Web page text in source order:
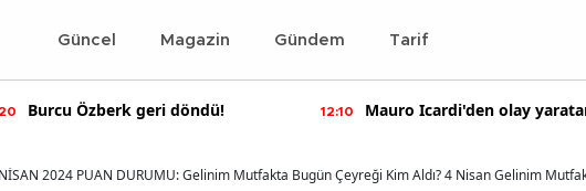
Güncel Magazin Gündem Tarif
Mauro Icardi'den olay yaratan
11:55
Bennu Gerede hakkında
2024 PUAN DURUMU: Gelinim Mutfakta Bugün Çeyreği Kim Aldı? 4 Nisan Gelinim